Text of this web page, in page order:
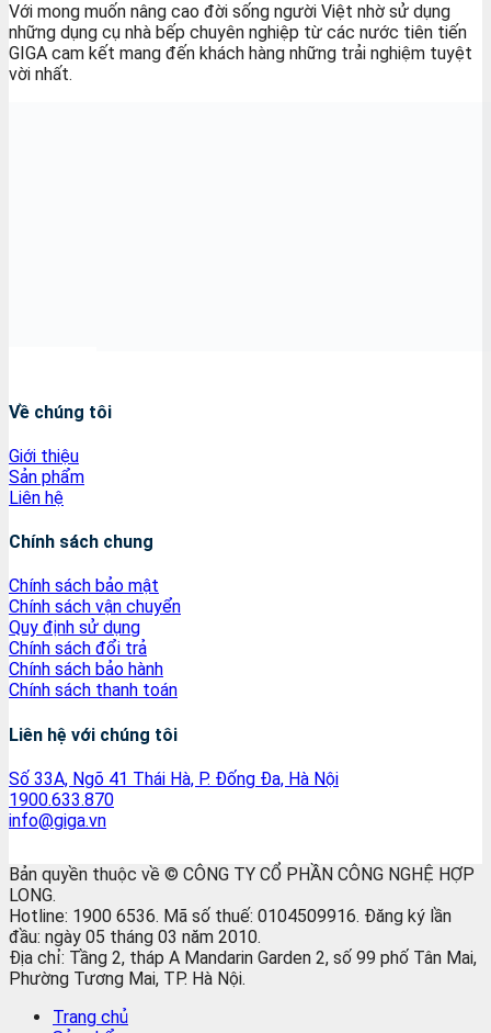
Với mong muốn nâng cao đời sống người Việt nhờ sử dụng
những dụng cụ nhà bếp chuyên nghiệp từ các nước tiên tiến
GIGA cam kết mang đến khách hàng những trải nghiệm tuyệt
vời nhất.
Về chúng tôi
Giới thiệu
Sản phẩm
Liên hệ
Chính sách chung
Chính sách bảo mật
Chính sách vận chuyển
Quy định sử dụng
Chính sách đổi trả
Chính sách bảo hành
Chính sách thanh toán
Liên hệ với chúng tôi
Số 33A, Ngõ 41 Thái Hà, P. Đống Đa, Hà Nội
1900.633.870
info@giga.vn
Bản quyền thuộc về © CÔNG TY CỔ PHẦN CÔNG NGHỆ HỢP
LONG.
Hotline: 1900 6536. Mã số thuế: 0104509916. Đăng ký lần
đầu: ngày 05 tháng 03 năm 2010.
Địa chỉ: Tầng 2, tháp A Mandarin Garden 2, số 99 phố Tân Mai,
Phường Tương Mai, TP. Hà Nội.
Trang chủ